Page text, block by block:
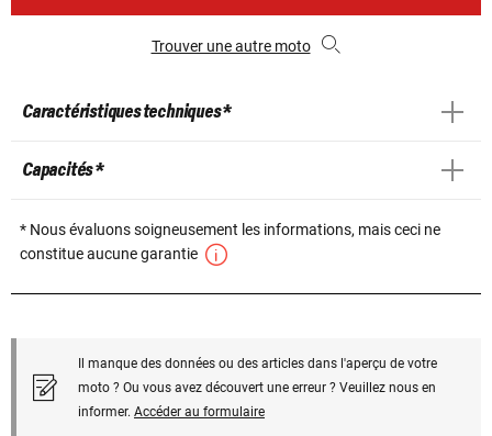
Trouver une autre moto
Caractéristiques techniques *
Capacités *
* Nous évaluons soigneusement les informations, mais ceci ne
constitue aucune garantie
Il manque des données ou des articles dans l'aperçu de votre
moto ? Ou vous avez découvert une erreur ? Veuillez nous en
informer. Accéder au formulaire